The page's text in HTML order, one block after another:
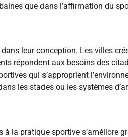
que dans l’affirmation du
leur conception. Les villes
répondent aux besoins des
qui s’approprient
les stades ou les systèmes
la pratique sportive s’améliore